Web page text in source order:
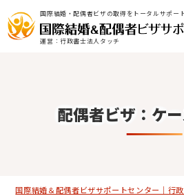
国際結婚・配偶者ビザの取得をトータルサポー
運営：行政書士法人タッチ
配偶者ビザ：ケ
国際結婚＆配偶者ビザサポートセンター｜行